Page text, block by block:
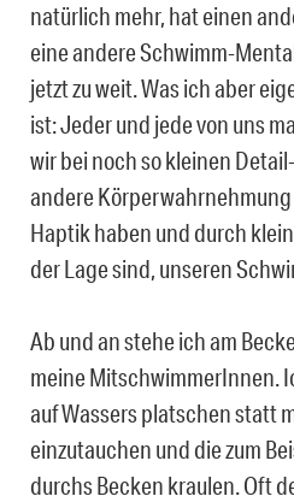
natürlich mehr, hat einen
eine andere Schwimm-
jetzt zu weit. Was ich aber
ist: Jeder und jede von uns
wir bei noch so kleinen
andere
Haptik haben und durch
der Lage sind, unseren
Ab und an stehe ich am
meine MitschwimmerInnen.
auf Wassers platschen statt
einzutauchen und die zum
durchs Becken kraulen. Oft